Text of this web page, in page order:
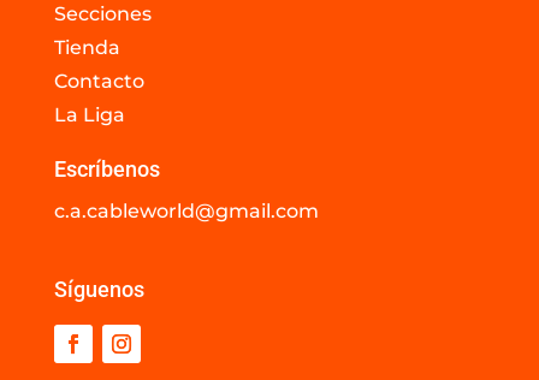
Secciones
Tienda
Contacto
La Liga
Escríbenos
c.a.cableworld@gmail.com
Síguenos